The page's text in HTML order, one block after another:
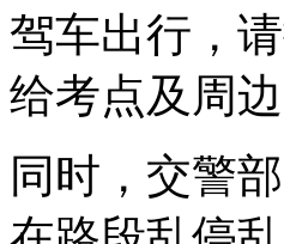
驾车出行，
给考点及周边
同时，交警